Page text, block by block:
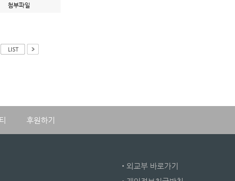
첨부파일
후원하기
• 외교부 바로가기